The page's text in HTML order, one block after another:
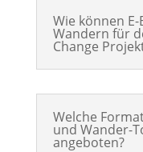
Wie können
Wandern für
Change
Welche
und Wander-
angeboten?